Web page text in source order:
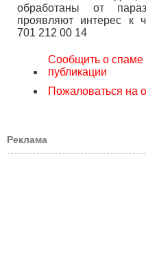
обработаны от
проявляют интерес к
701 212 00 14
Сообщить о
публикации
Пожаловаться на
Реклама